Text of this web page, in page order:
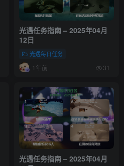
光遇任务指南 – 2025年04月
12日
光遇每日任务
1年前 31
光遇任务指南 – 2025年04月